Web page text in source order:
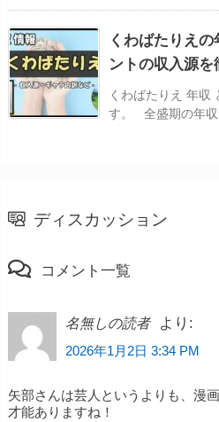
くわばたりえ
ントの収入源を
くわばたりえ 年収
す。 全盛期の年収
ディスカッション
コメント一覧
名無しの読者 より:
2026年1月2日 3:34 PM
矢部さんは芸人というよりも、漫
才能ありますね！